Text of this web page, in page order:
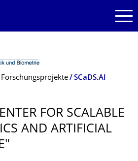
Forschungsprojekte SCaDS.AI
FOR SCALABLE
AND ARTIFICIAL